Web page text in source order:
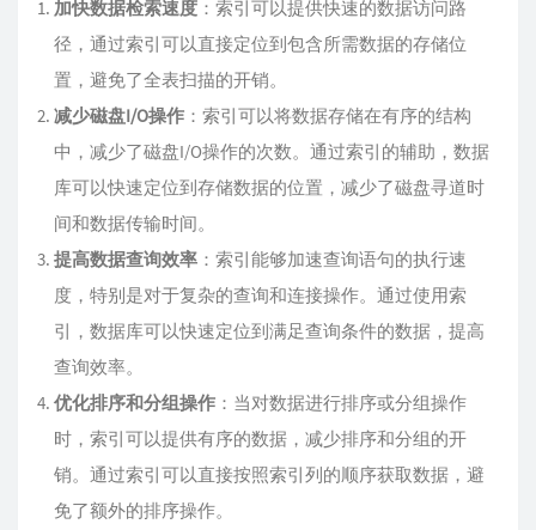
加快数据检索速度 ：索引可以提供快速的数据访问路
径，通过索引可以直接定位到包含所需数据的存储位
置，避免了全表扫描的开销。
减少磁盘I/O操作 ：索引可以将数据存储在有序的结构
中，减少了磁盘I/O操作的次数。通过索引的辅助，数据
库可以快速定位到存储数据的位置，减少了磁盘寻道时
间和数据传输时间。
提高数据查询效率 ：索引能够加速查询语句的执行速
度，特别是对于复杂的查询和连接操作。通过使用索
引，数据库可以快速定位到满足查询条件的数据，提高
查询效率。
优化排序和分组操作 ：当对数据进行排序或分组操作
时，索引可以提供有序的数据，减少排序和分组的开
销。通过索引可以直接按照索引列的顺序获取数据，避
免了额外的排序操作。